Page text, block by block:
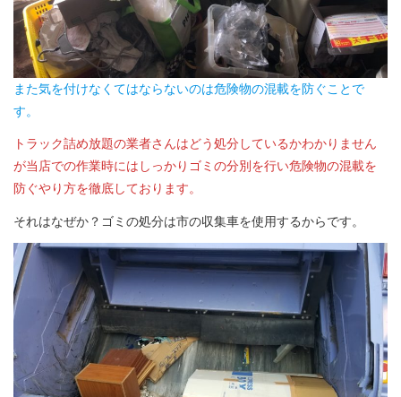
また気を付けなくてはならないのは危険物の混載を防ぐことで
す。
トラック詰め放題の業者さんはどう処分しているかわかりません
が当店での作業時にはしっかりゴミの分別を行い危険物の混載を
防ぐやり方を徹底しております。
それはなぜか？ゴミの処分は市の収集車を使用するからです。